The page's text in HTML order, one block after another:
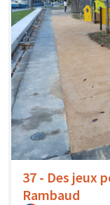
37 - Des jeux
Rambaud